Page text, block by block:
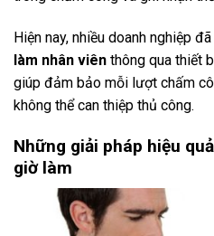
Hiện nay, nhiều doanh nghiệp
làm nhân viên thông qua thiết
giúp đảm bảo mỗi lượt chấm
không thể can thiệp thủ công.
Những giải pháp hiệu
giờ làm